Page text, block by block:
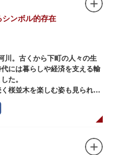
ンボル的存在
川。古くから下町の人々の生
には暮らしや経済を支える輸
た。
桜並木を楽しむ姿も見られ、
さに絵になる光景です。ま
花火大会」は、東京の夏の
も整備されています。心地よ